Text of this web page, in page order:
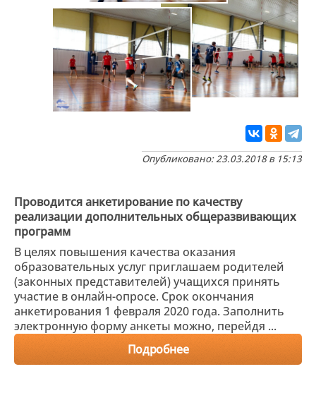
Опубликовано: 23.03.2018 в 15:13
Проводится анкетирование по качеству
реализации дополнительных общеразвивающих
программ
В целях повышения качества оказания
образовательных услуг приглашаем родителей
(законных представителей) учащихся принять
участие в онлайн-опросе. Срок окончания
анкетирования 1 февраля 2020 года. Заполнить
электронную форму анкеты можно, перейдя ...
Подробнее